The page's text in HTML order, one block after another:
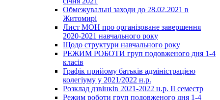
Обмежувальні заходи до 28.02.2021 в
Житомирі
Лист МОН про організоване завершення
2020-2021 навчального року
Щодо структури навчального року
РЕЖИМ РОБОТИ груп подовженого дня 1-4
класів
Графік прийому батьків адміністрацією
колегіуму у 2021/2022 н.р.
Розклад дзвінків 2021-2022 н.р. ІІ семестр
Режим роботи груп подовженого дня 1-4